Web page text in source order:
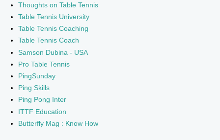
Thoughts on Table Tennis
Table Tennis University
Table Tennis Coaching
Table Tennis Coach
Samson Dubina - USA
Pro Table Tennis
PingSunday
Ping Skills
Ping Pong Inter
ITTF Education
Butterfly Mag : Know How